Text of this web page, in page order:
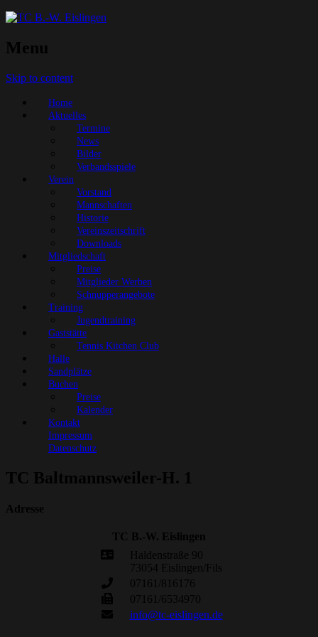
Menu
Skip to content
Home
Aktuelles
Termine
News
Bilder
Verbandsspiele
Verein
Vorstand
Mannschaften
Historie
Vereinszeitschrift
Downloads
Mitgliedschaft
Preise
Mitglieder Werben
Schnupperangebote
Training
Jugendtraining
Gaststätte
Tennis Kitchen Club
Halle
Sandplätze
Buchen
Preise
Kalender
Kontakt
Impressum
Datenschutz
TC Baltmannsweiler-H. 1
Adresse
TC B.-W. Eislingen
Haldenstraße 90
73054 Eislingen/Fils
07161/816176
07161/6534970
info@tc-eislingen.de